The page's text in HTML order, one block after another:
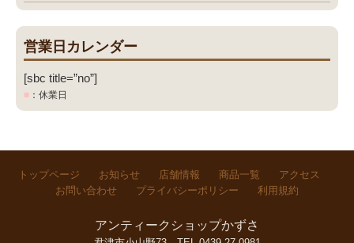
営業日カレンダー
[sbc title=”no”]
■ ：休業日
トップページ お知らせ 店舗情報 商品一覧
アクセス
お問い合わせ
プライバシーポリシー 利用規約
アンティークショップかずさ